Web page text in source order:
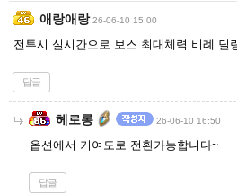
애랑애랑 26-06-10 15:00
전투시 실시간으로 보스 최대체력 비례 딜
답글
헤로롱 26-06-10 16:50
옵션에서 기여도로 전환가능합니다~
답글